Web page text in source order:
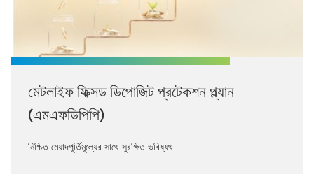
মেটলাইফ ফিক্সড ডিপোজিট প্রটেকশন প্ল্যান
(এমএফডিপিপি)
নিশ্চিত মেয়াদপূর্তিমূল্যের সাথে সুরক্ষিত ভবিষ্যৎ